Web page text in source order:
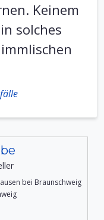
Keinem
solches
bei Braunschweig